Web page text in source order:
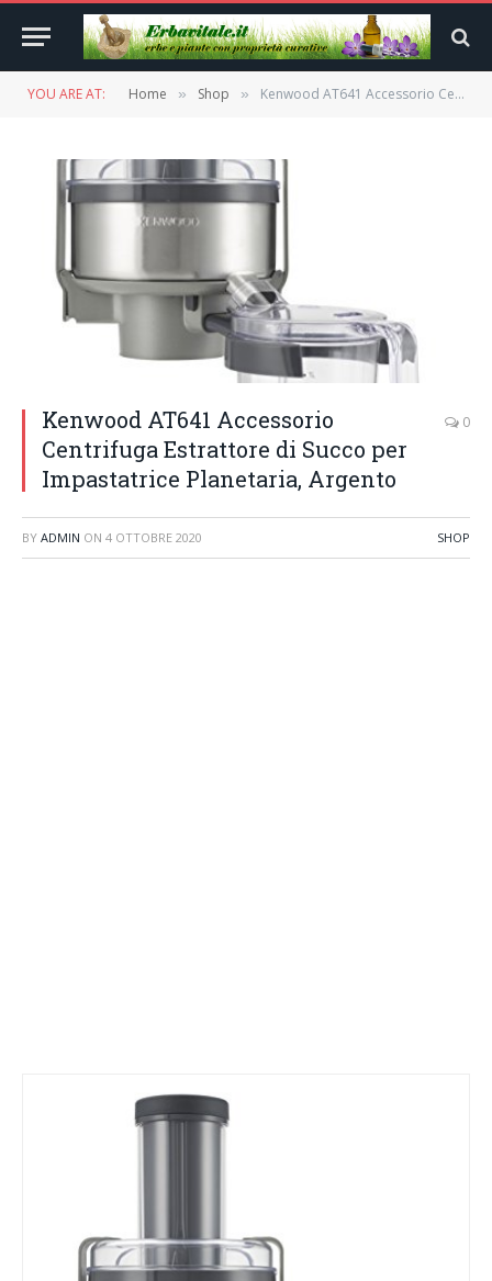
YOU ARE AT: Home » Shop » Kenwood AT641 Accessorio Centrifuga Estrattore di Succo per Impastatrice Planetaria, Argento
Kenwood AT641 Accessorio
Centrifuga Estrattore di Succo per
Impastatrice Planetaria, Argento
0
BY ADMIN ON 4 OTTOBRE 2020 SHOP